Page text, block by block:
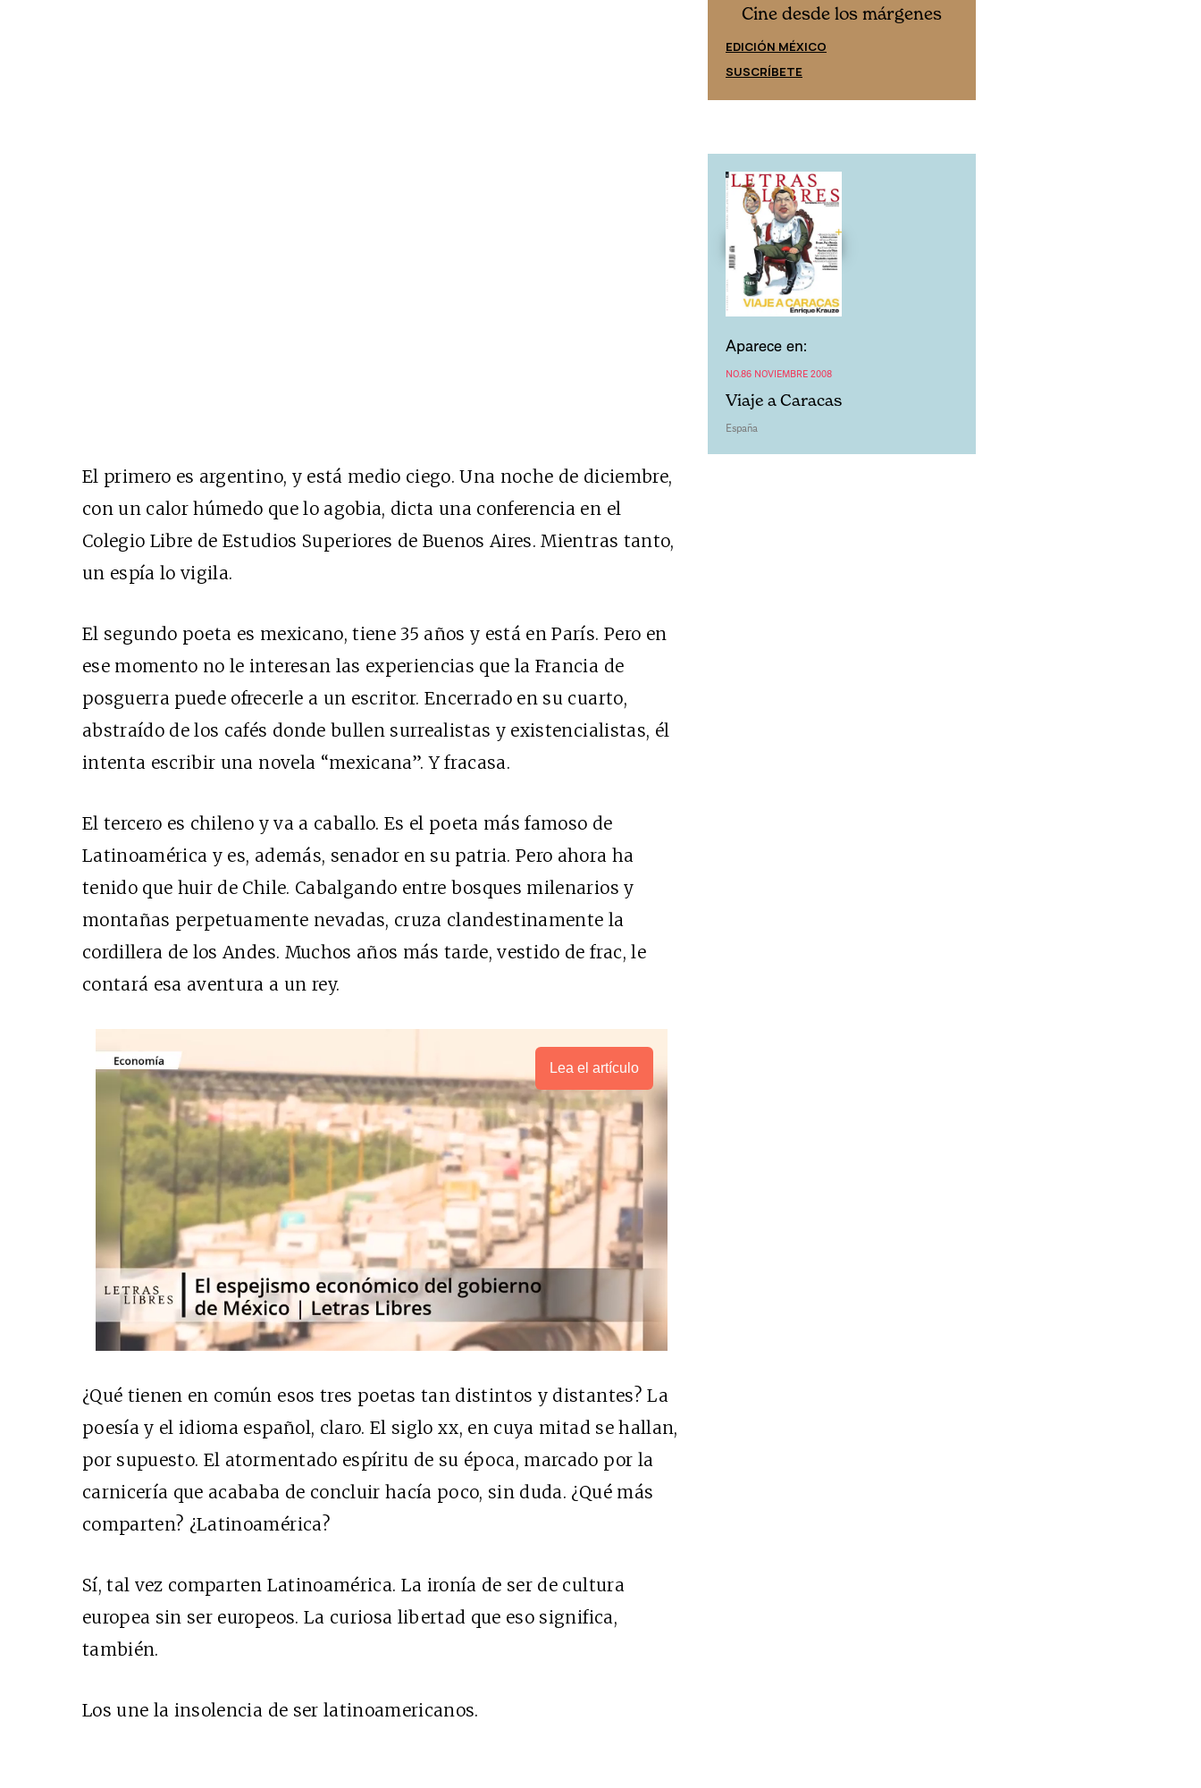
El primero es argentino, y está medio ciego. Una noche de diciembre,
con un calor húmedo que lo agobia, dicta una conferencia en el
Colegio Libre de Estudios Superiores de Buenos Aires. Mientras tanto,
un espía lo vigila.
El segundo poeta es mexicano, tiene 35 años y está en París. Pero en
ese momento no le interesan las experiencias que la Francia de
posguerra puede ofrecerle a un escritor. Encerrado en su cuarto,
abstraído de los cafés donde bullen surrealistas y existencialistas, él
intenta escribir una novela “mexicana”. Y fracasa.
El tercero es chileno y va a caballo. Es el poeta más famoso de
Latinoamérica y es, además, senador en su patria. Pero ahora ha
tenido que huir de Chile. Cabalgando entre bosques milenarios y
montañas perpetuamente nevadas, cruza clandestinamente la
cordillera de los Andes. Muchos años más tarde, vestido de frac, le
contará esa aventura a un rey.
Lea el artículo
¿Qué tienen en común esos tres poetas tan distintos y distantes? La
poesía y el idioma español, claro. El siglo xx, en cuya mitad se hallan,
por supuesto. El atormentado espíritu de su época, marcado por la
carnicería que acababa de concluir hacía poco, sin duda. ¿Qué más
comparten? ¿Latinoamérica?
Sí, tal vez comparten Latinoamérica. La ironía de ser de cultura
europea sin ser europeos. La curiosa libertad que eso significa,
también.
Los une la insolencia de ser latinoamericanos.
Cine desde los márgenes
EDICIÓN MÉXICO
SUSCRÍBETE
Aparece en:
NO.86 NOVIEMBRE 2008
Viaje a Caracas
España